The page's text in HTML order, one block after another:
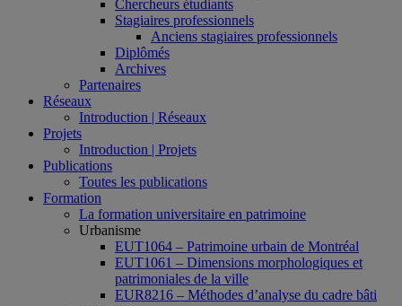
Chercheurs étudiants
Stagiaires professionnels
Anciens stagiaires professionnels
Diplômés
Archives
Partenaires
Réseaux
Introduction | Réseaux
Projets
Introduction | Projets
Publications
Toutes les publications
Formation
La formation universitaire en patrimoine
Urbanisme
EUT1064 – Patrimoine urbain de Montréal
EUT1061 – Dimensions morphologiques et
patrimoniales de la ville
EUR8216 – Méthodes d’analyse du cadre bâti